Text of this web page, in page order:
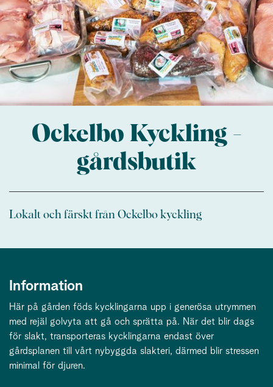
Ockelbo Kyckling -
gårdsbutik
Lokalt och färskt från Ockelbo kyckling
Information
Här på gården föds kycklingarna upp i generösa utrymmen
med rejäl golvyta att gå och sprätta på. När det blir dags
för slakt, transporteras kycklingarna endast över
gårdsplanen till vårt nybyggda slakteri, därmed blir stressen
minimal för djuren.